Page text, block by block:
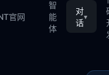
官网
智
能
体
对
话
▾